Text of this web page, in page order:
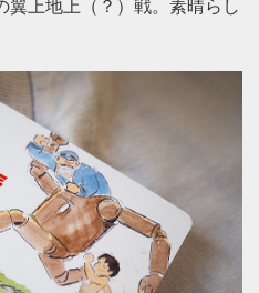
翼上地上（？）戦。素晴らし